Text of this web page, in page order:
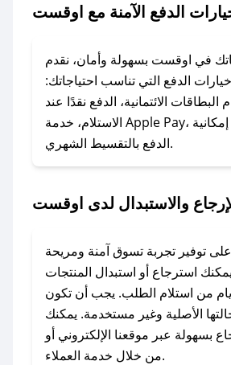
### ماذا أفعل إذا لم يعمل كود الخصم؟
على تويتر أو البريد الإلكتروني،
المشكلة في أسرع وقت ممكن.
### ماذا أفعل إذا لم أجد كود خصم لمتجري
المفضل؟
كوبونات لمتجرك المفضل، يمكنك
أسرع وقت ممكن.
### كيف تحصل على كوبونات خصم حصرية من
اوقست؟
وخصومات حصرية، قم بما
يلي:
- اضغط على أيقونة متابعة لمتجر اوقست في تطبيق
صحصح.
الدفع الآمنة مع اوقست
في اوقست بسهولة وأمان، نقدم
الدفع التي تناسب احتياجاتك:
البطاقات الائتمانية، الدفع نقدًا عند
الاستلام، خدمة Apple Pay، بالإضافة إلى إمكانية
الدفع بالتقسيط الشهري.
والاستبدال لدى اوقست
توفير تجربة تسوق آمنة ومريحة
استرجاع أو استبدال المنتجات
خلال 7 أيام من استلام الطلب. يجب أن تكون
الأصلية وغير مستخدمة. يمكنك
بسهولة عبر موقعنا الإلكتروني أو
من خلال خدمة العملاء.